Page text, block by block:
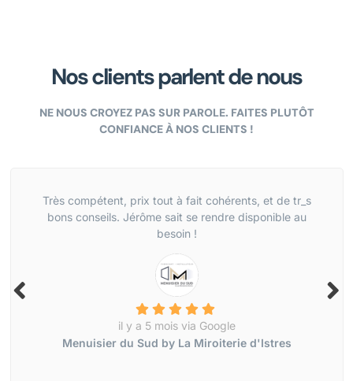
Nos clients parlent de nous
NE NOUS CROYEZ PAS SUR PAROLE. FAITES PLUTÔT
CONFIANCE À NOS CLIENTS !
Très compétent, prix tout à fait cohérents, et de tr_s
bons conseils. Jérôme sait se rendre disponible au
besoin !
il y a 5 mois via Google
Menuisier du Sud by La Miroiterie d'Istres